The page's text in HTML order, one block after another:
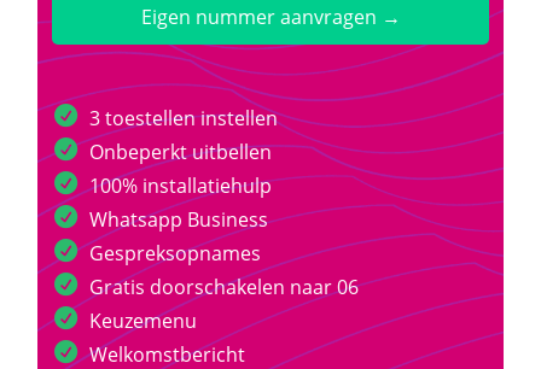
Eigen nummer aanvragen →
3 toestellen instellen
Onbeperkt uitbellen
100% installatiehulp
Whatsapp Business
Gespreksopnames
Gratis doorschakelen naar 06
Keuzemenu
Welkomstbericht